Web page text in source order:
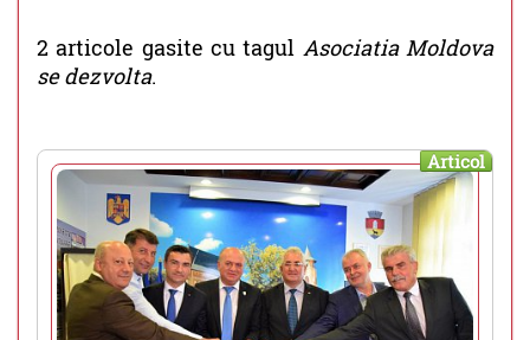
2 articole gasite cu tagul Asociatia Moldova
se dezvolta.
Articol